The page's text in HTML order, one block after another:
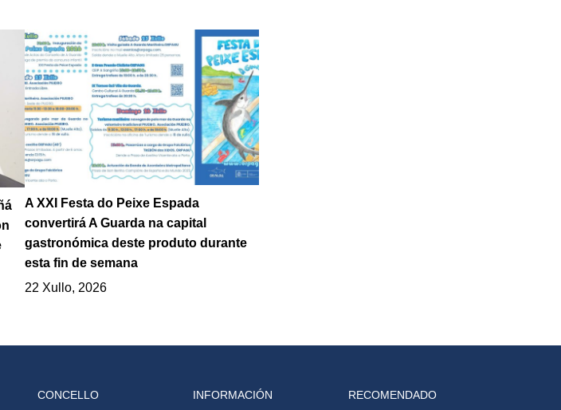
A XXI Festa do Peixe Espada
convertirá A Guarda na capital
gastronómica deste produto durante
esta fin de semana
22 Xullo, 2026
CONCELLO INFORMACIÓN RECOMENDADO